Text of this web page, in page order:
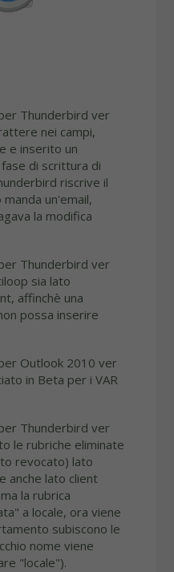
Thunderbird ver
nei campi,
e inserito un
di scrittura di
riscrive il
un'email,
la modifica
Thunderbird ver
sia lato
affinchè una
possa inserire
Outlook 2010 ver
in Beta per i VAR
Thunderbird ver
le rubriche eliminate
revocato) lato
anche lato client
la rubrica
a locale, ora viene
subiscono le
nome viene
"locale").